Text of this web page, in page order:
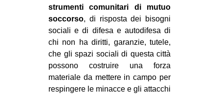
strumenti comunitari di mutuo
soccorso, di risposta dei bisogni
sociali e di difesa e autodifesa di
chi non ha diritti, garanzie, tutele,
che gli spazi sociali di questa città
possono costruire una forza
materiale da mettere in campo per
respingere le minacce e gli attacchi